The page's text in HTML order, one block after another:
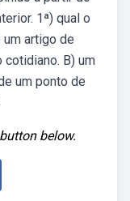
1ª) qual o
artigo de
cotidiano. B) um
um ponto de
below.